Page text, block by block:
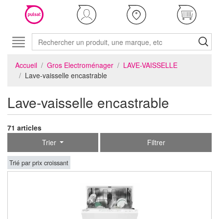
Accueil Gros Electroménager
LAVE-VAISSELLE
Lave-vaisselle encastrable
Lave-vaisselle encastrable
71 articles
Trier
Filtrer
Trié par prix croissant